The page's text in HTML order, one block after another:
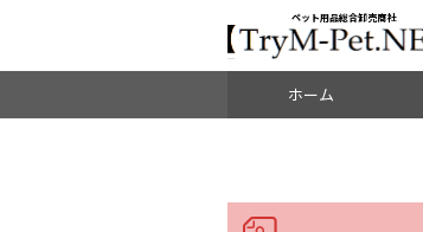
＜重要＞【オリジン】【アカナ】販売元変更のご案内
ペット用品総合卸売商社
ホーム
ドッグフード